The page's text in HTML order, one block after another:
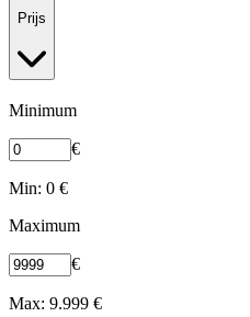
Prijs
Minimum
€
Min: 0 €
Maximum
€
Max: 9.999 €